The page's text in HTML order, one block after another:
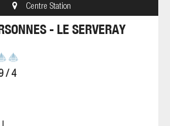
Centre Station
- LE SERVERAY
/ 4